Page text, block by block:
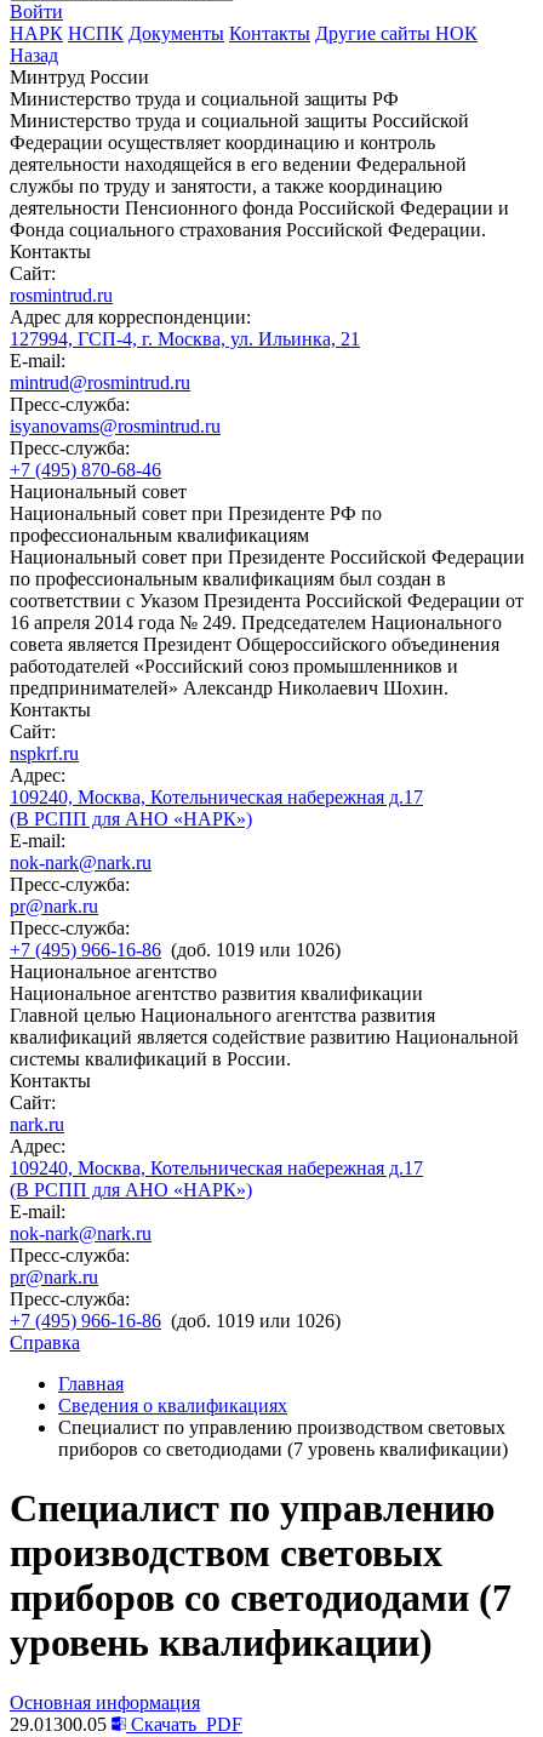
Войти
НАРК НСПК Документы Контакты Другие сайты НОК
Назад
Минтруд России
Министерство труда и социальной защиты РФ
Министерство труда и социальной защиты Российской
Федерации осуществляет координацию и контроль
деятельности находящейся в его ведении Федеральной
службы по труду и занятости, а также координацию
деятельности Пенсионного фонда Российской Федерации и
Фонда социального страхования Российской Федерации.
Контакты
Сайт:
rosmintrud.ru
Адрес для корреспонденции:
127994, ГСП-4, г. Москва, ул. Ильинка, 21
E-mail:
mintrud@rosmintrud.ru
Пресс-служба:
isyanovams@rosmintrud.ru
Пресс-служба:
+7 (495) 870-68-46
Национальный совет
Национальный совет при Президенте РФ по
профессиональным квалификациям
Национальный совет при Президенте Российской Федерации
по профессиональным квалификациям был создан в
соответствии с Указом Президента Российской Федерации от
16 апреля 2014 года № 249. Председателем Национального
совета является Президент Общероссийского объединения
работодателей «Российский союз промышленников и
предпринимателей» Александр Николаевич Шохин.
Контакты
Сайт:
nspkrf.ru
Адрес:
109240, Москва, Котельническая набережная д.17
(В РСПП для АНО «НАРК»)
E-mail:
nok-nark@nark.ru
Пресс-служба:
pr@nark.ru
Пресс-служба:
+7 (495) 966-16-86 (доб. 1019 или 1026)
Национальное агентство
Национальное агентство развития квалификации
Главной целью Национального агентства развития
квалификаций является содействие развитию Национальной
системы квалификаций в России.
Контакты
Сайт:
nark.ru
Адрес:
109240, Москва, Котельническая набережная д.17
(В РСПП для АНО «НАРК»)
E-mail:
nok-nark@nark.ru
Пресс-служба:
pr@nark.ru
Пресс-служба:
+7 (495) 966-16-86 (доб. 1019 или 1026)
Справка
Главная
Сведения о квалификациях
Специалист по управлению производством световых
приборов со светодиодами (7 уровень квалификации)
Специалист по управлению
производством световых
приборов со светодиодами (7
уровень квалификации)
Основная информация
29.01300.05
Скачать PDF